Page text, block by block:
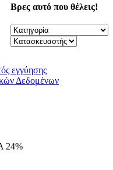
Βρες αυτό που θέλεις!
εγγύησης
Δεδομένων
24%